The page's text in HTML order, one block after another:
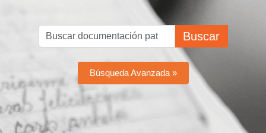
Buscar
Búsqueda Avanzada »